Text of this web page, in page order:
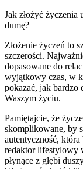
Jak złożyć
dumę?
Złożenie życzeń to
szczerości.
dopasowane do
wyjątkowy czas, w
pokazać, jak bardzo
Waszym życiu.
Pamiętajcie, że
skomplikowane, by
autentyczność,
redaktor lifestylowy
płynące z głębi